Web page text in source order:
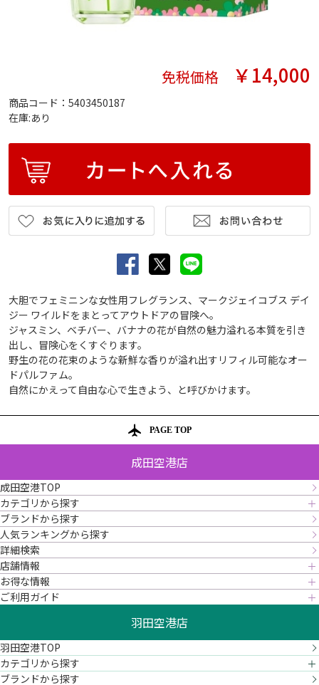
免税価格 ￥14,000
商品コード：5403450187
在庫:あり
大胆でフェミニンな女性用フレグランス、マークジェイコブス デイ
ジー ワイルドをまとってアウトドアの冒険へ。
ジャスミン、ベチバー、バナナの花が自然の魅力溢れる本質を引き
出し、冒険心をくすぐります。
野生の花の花束のような新鮮な香りが溢れ出すリフィル可能なオー
ドパルファム。
自然にかえって自由な心で生きよう、と呼びかけます。
PAGE TOP
成田空港店
成田空港TOP
カテゴリから探す
ブランドから探す
人気ランキングから探す
詳細検索
店舗情報
お得な情報
ご利用ガイド
羽田空港店
羽田空港TOP
カテゴリから探す
ブランドから探す